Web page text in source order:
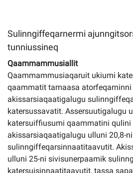
Sulinngiffeqarnermi
tunniussineq
Qaammammusiallit
Qaammammusiaqaruit ukiumi
qaammatit tamaasa atorfeqarninni
akissarsiaqaatigalugu
katersussavatit. Assersuutigalugu
katersuiffiusumi qaammatini
akissarsiaqaatigalugu ulluni 20,8-ni
sulinngiffeqarsinnaatitaavutit.
ulluni 25-ni sivisunerpaamik
katersuisinnaatitaavutit, tassa